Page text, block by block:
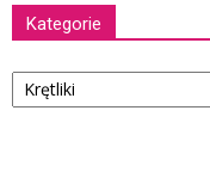
Kategorie
Kategorie